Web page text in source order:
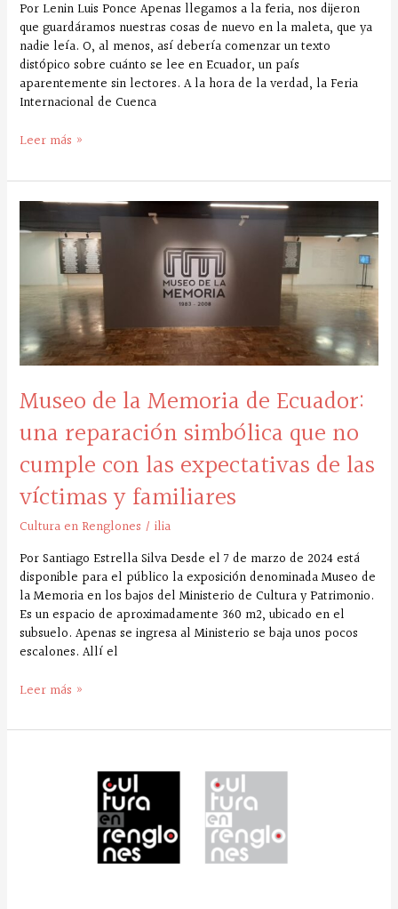
Por Lenin Luis Ponce Apenas llegamos a la feria, nos dijeron
que guardáramos nuestras cosas de nuevo en la maleta, que ya
nadie leía. O, al menos, así debería comenzar un texto
distópico sobre cuánto se lee en Ecuador, un país
aparentemente sin lectores. A la hora de la verdad, la Feria
Internacional de Cuenca
Leer más »
Museo de la Memoria de Ecuador:
una reparación simbólica que no
cumple con las expectativas de las
víctimas y familiares
Cultura en Renglones /ilia
Por Santiago Estrella Silva Desde el 7 de marzo de 2024 está
disponible para el público la exposición denominada Museo de
la Memoria en los bajos del Ministerio de Cultura y Patrimonio.
Es un espacio de aproximadamente 360 m2, ubicado en el
subsuelo. Apenas se ingresa al Ministerio se baja unos pocos
escalones. Allí el
Museo
de
la
Memoria
de
Ecuador:
reparación
simbólica
no
cumple
con
expectativas
de
las
víctimas
familiares
Leer más »